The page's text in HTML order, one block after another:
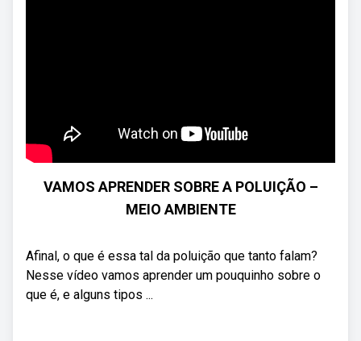
VAMOS APRENDER SOBRE A POLUIÇÃO –
MEIO AMBIENTE
Afinal, o que é essa tal da poluição que tanto falam?
Nesse vídeo vamos aprender um pouquinho sobre o
que é, e alguns tipos ...